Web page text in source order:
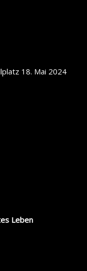
18. Mai 2024
Leben